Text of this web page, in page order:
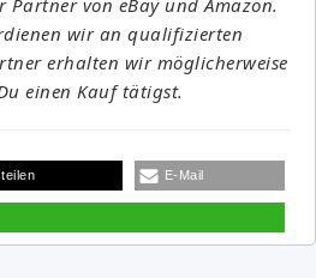
wir an qualifizierten
erhalten wir möglicherweise
einen Kauf tätigst.
teilen E-Mail